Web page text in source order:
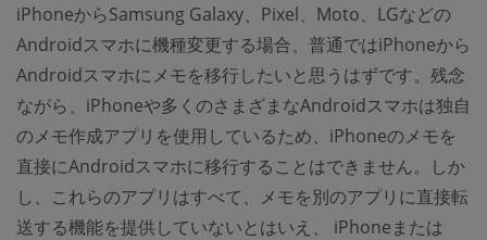
iPhoneからSamsung Galaxy、Pixel、Moto、LGなどの
Androidスマホに機種変更する場合、普通ではiPhoneから
Androidスマホにメモを移行したいと思うはずです。残念
ながら、iPhoneや多くのさまざまなAndroidスマホは独自
のメモ作成アプリを使用しているため、iPhoneのメモを
直接にAndroidスマホに移行することはできません。しか
し、これらのアプリはすべて、メモを別のアプリに直接転
送する機能を提供していないとはいえ、 iPhoneまたは